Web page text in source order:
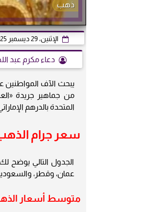
ذهب
الإثنين، 29 ديسمبر 2025
دعاء مكرم عبد
يبحث الآف المواطنين
المتحدة بالدرهم الإماراتي،
سعر جرام
الجدول التالي يوضح
عمان، وقطر، والسعودية،
متوسط أسعار الذهب